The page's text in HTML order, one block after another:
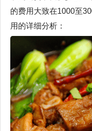
的费用大致在1000至
用的详细分析：